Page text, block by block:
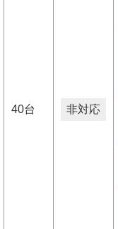
40台 非対応